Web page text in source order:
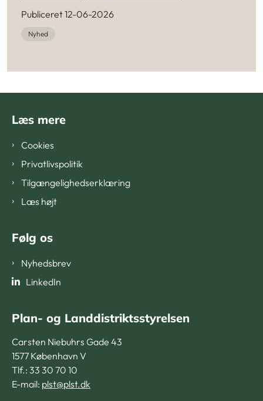
Publiceret 12-06-2026
Nyhed
Læs mere
Cookies
Privatlivspolitik
Tilgængelighedserklæring
Læs højt
Følg os
Nyhedsbrev
LinkedIn
Plan- og Landdistriktsstyrelsen
Carsten Niebuhrs Gade 43
1577 København V
Tlf.: 33 30 70 10
E-mail: plst@plst.dk